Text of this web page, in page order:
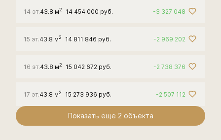
14 эт.43.8 м2 14 454 000 руб. -3 327 048
15 эт.43.8 м2 14 811 846 руб. -2 969 202
16 эт.43.8 м2 15 042 672 руб. -2 738 376
17 эт.43.8 м2 15 273 936 руб. -2 507 112
Показать еще 2 объектa